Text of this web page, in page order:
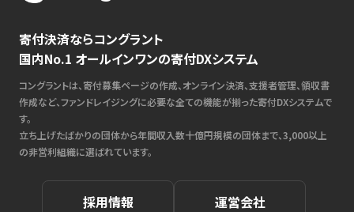
寄付決済ならコングラント
国内No.1 オールインワンの寄付DXシステム
コングラントは、寄付募集ページの作成、オンライン決済、支援者管理、領収書
作成など、ファンドレイジングに必要な全ての機能が揃った寄付DXシステムで
す。
立ち上げたばかりの団体から年間収入数十億円規模の団体まで、3,000以上
の非営利組織に選ばれています。
採用情報 運営会社